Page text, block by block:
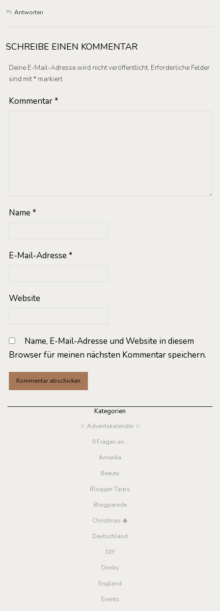
Antworten
SCHREIBE EINEN KOMMENTAR
Deine E-Mail-Adresse wird nicht veröffentlicht. Erforderliche Felder
sind mit* markiert
Kommentar*
Name*
E-Mail-Adresse*
Website
Name, E-Mail-Adresse und Website in diesem
Browser für meinen nächsten Kommentar speichern.
Kategorien
☆ Adventskalender ☆
9 Fragen an…
Amerika
Beauty
Blogger Tipps
Blogparade
Christmas 🎄
Deutschland
DIY
Drinks
England
Events